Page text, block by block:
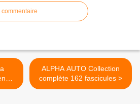
ALPHA AUTO Collection
complète 162 fascicules >